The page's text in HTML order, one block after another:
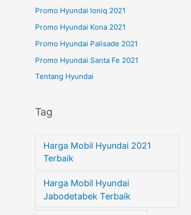
Promo Hyundai Ioniq 2021
Promo Hyundai Kona 2021
Promo Hyundai Palisade 2021
Promo Hyundai Santa Fe 2021
Tentang Hyundai
Tag
Harga Mobil Hyundai 2021
Terbaik
Harga Mobil Hyundai
Jabodetabek Terbaik